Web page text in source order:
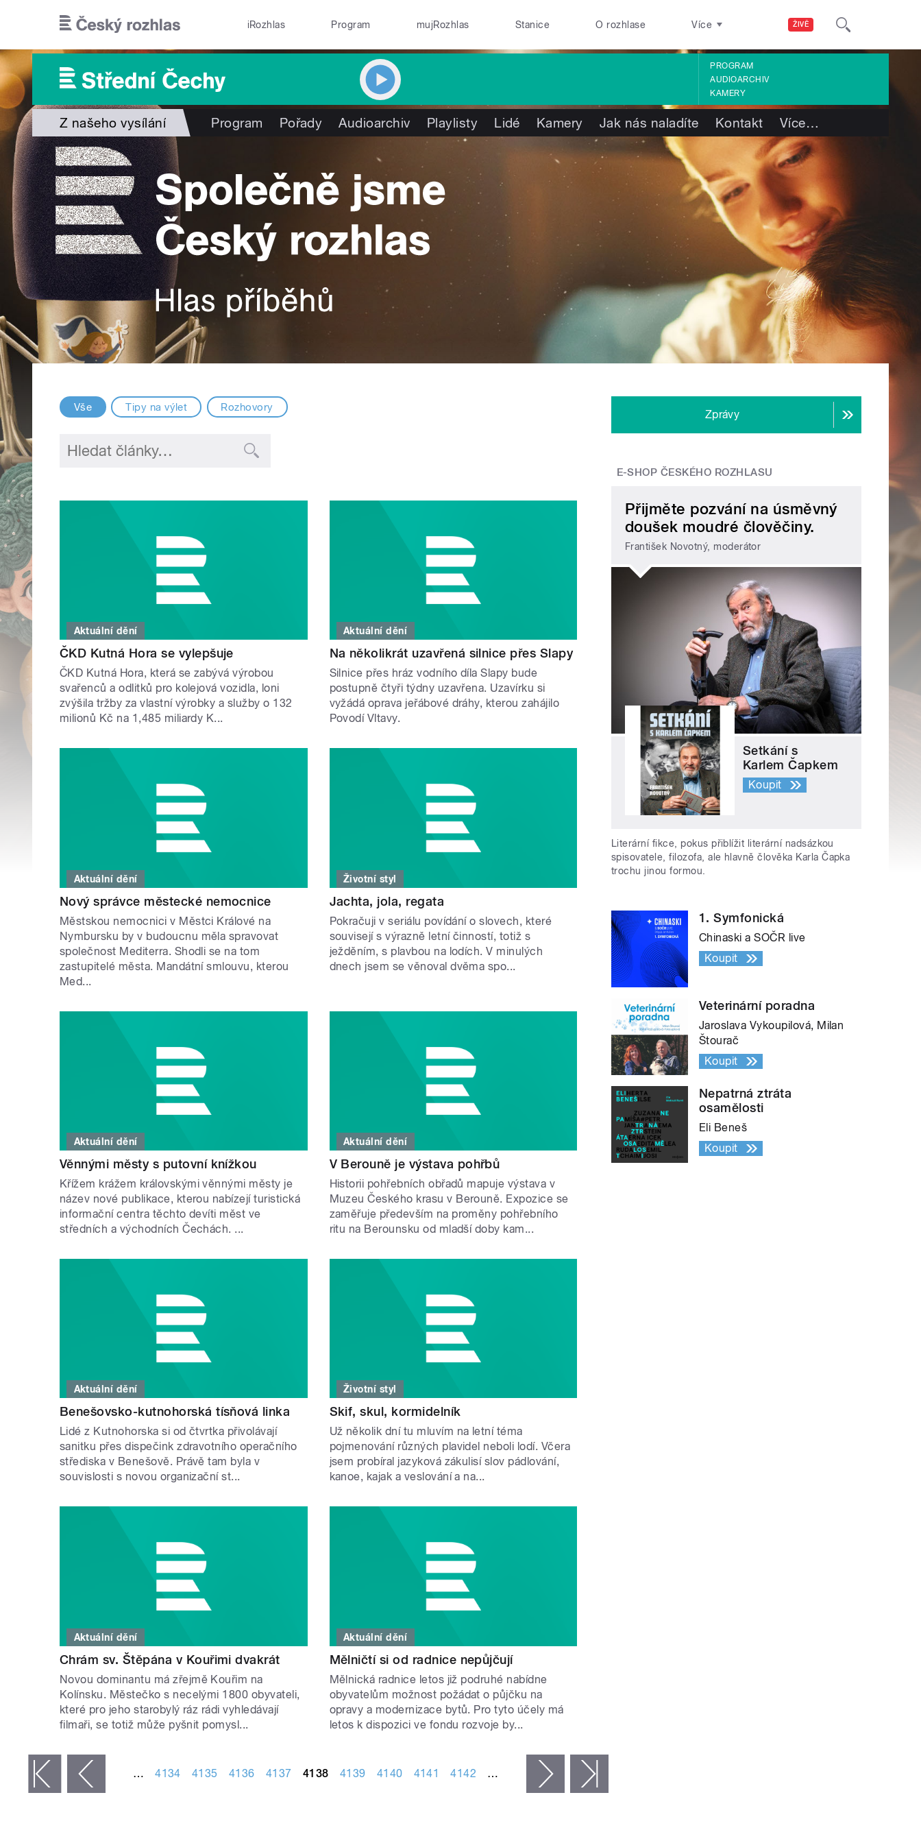
ŽIVĚ
iRozhlas Program mujRozhlas Stanice O rozhlase Více
PROGRAM
AUDIOARCHIV
KAMERY
Z našeho vysílání Program Pořady Audioarchiv Playlisty Lidé Kamery Jak nás naladíte Kontakt Více…
Vše Tipy na výlet Rozhovory
Aktuální dění
ČKD Kutná Hora se vylepšuje
ČKD Kutná Hora, která se zabývá výrobou
svařenců a odlitků pro kolejová vozidla, loni
zvýšila tržby za vlastní výrobky a služby o 132
milionů Kč na 1,485 miliardy K...
Aktuální dění
Na několikrát uzavřená silnice přes Slapy
Silnice přes hráz vodního díla Slapy bude
postupně čtyři týdny uzavřena. Uzavírku si
vyžádá oprava jeřábové dráhy, kterou zahájilo
Povodí Vltavy.
Aktuální dění
Nový správce městecké nemocnice
Městskou nemocnici v Městci Králové na
Nymbursku by v budoucnu měla spravovat
společnost Mediterra. Shodli se na tom
zastupitelé města. Mandátní smlouvu, kterou
Med...
Životní styl
Jachta, jola, regata
Pokračuji v seriálu povídání o slovech, které
souvisejí s výrazně letní činností, totiž s
ježděním, s plavbou na lodích. V minulých
dnech jsem se věnoval dvěma spo...
Aktuální dění
Věnnými městy s putovní knížkou
Křížem krážem královskými věnnými městy je
název nové publikace, kterou nabízejí turistická
informační centra těchto devíti měst ve
středních a východních Čechách. ...
Aktuální dění
V Berouně je výstava pohřbů
Historii pohřebních obřadů mapuje výstava v
Muzeu Českého krasu v Berouně. Expozice se
zaměřuje především na proměny pohřebního
ritu na Berounsku od mladší doby kam...
Aktuální dění
Benešovsko-kutnohorská tísňová linka
Lidé z Kutnohorska si od čtvrtka přivolávají
sanitku přes dispečink zdravotního operačního
střediska v Benešově. Právě tam byla v
souvislosti s novou organizační st...
Životní styl
Skif, skul, kormidelník
Už několik dní tu mluvím na letní téma
pojmenování různých plavidel neboli lodí. Včera
jsem probíral jazyková zákulisí slov pádlování,
kanoe, kajak a veslování a na...
Aktuální dění
Chrám sv. Štěpána v Kouřimi dvakrát
Novou dominantu má zřejmě Kouřim na
Kolínsku. Městečko s necelými 1800 obyvateli,
které pro jeho starobylý ráz rádi vyhledávají
filmaři, se totiž může pyšnit pomysl...
Aktuální dění
Mělničtí si od radnice nepůjčují
Mělnická radnice letos již podruhé nabídne
obyvatelům možnost požádat o půjčku na
opravy a modernizace bytů. Pro tyto účely má
letos k dispozici ve fondu rozvoje by...
‹ předchozí … 4134 4135 4136 4137 4138 4139 4140 4141 4142 … následující ›
Zprávy
E-SHOP ČESKÉHO ROZHLASU
Přijměte pozvání na úsměvný
doušek moudré člověčiny.
František Novotný, moderátor
Setkání s
Karlem Čapkem
Koupit
Literární fikce, pokus přiblížit literární nadsázkou
spisovatele, filozofa, ale hlavně člověka Karla Čapka
trochu jinou formou.
1. Symfonická
Chinaski a SOČR live
Koupit
Veterinární poradna
Jaroslava Vykoupilová, Milan
Štourač
Koupit
Nepatrná ztráta
osamělosti
Eli Beneš
Koupit